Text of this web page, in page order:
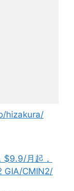
hizakura/
$9.9/月起，
GIA/CMIN2/